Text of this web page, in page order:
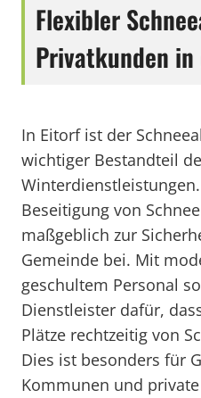
Flexibler
Privatkunden in
In Eitorf ist der
wichtiger Bestandteil
Beseitigung von
maßgeblich zur
Gemeinde bei. Mit
geschultem Personal
Dienstleister dafür,
Plätze rechtzeitig von
Dies ist besonders für
Kommunen und